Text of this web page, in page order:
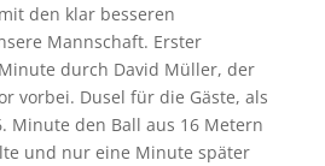
den klar besseren
Mannschaft. Erster
durch David Müller, der
vorbei. Dusel für die Gäste, als
Minute den Ball aus 16 Metern
und nur eine Minute später